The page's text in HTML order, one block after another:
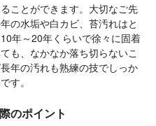
ことができます。大切なご先
の水垢や白カビ、苔汚れはと
年～20年くらいで徐々に固着
も、なかなか落ち切らないこ
年の汚れも熟練の技でしっか
す。
のポイント